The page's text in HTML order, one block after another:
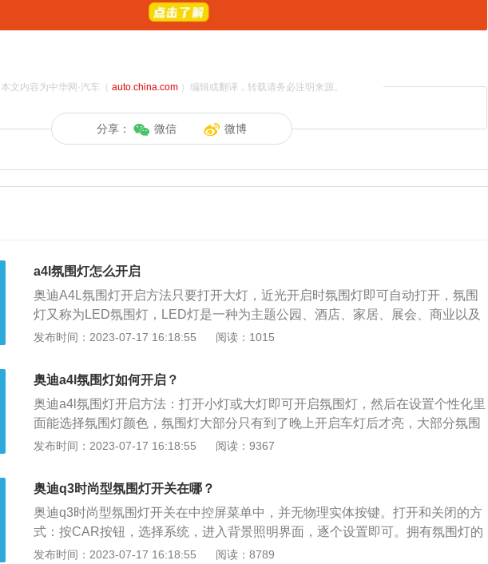
本文内容为中华网·汽车（ auto.china.com）编辑或翻译，转载请务必注明来源。
分享： 微信 微博
a4l氛围灯怎么开启
奥迪A4L氛围灯开启方法只要打开大灯，近光开启时氛围灯即可自动打开，氛围
灯又称为LED氛围灯，LED灯是一种为主题公园、酒店、家居、展会、商业以及
艺术照明的完美选择，为人们生活创造需求的氛围。奥迪A4L是一汽大众奥迪旗
和1411，轴距为2908mm。内饰方面，奥迪A4L的内饰依然延续了奥迪家族式设
计，做工精致和用料考究。奥迪A4L的中控台能找到大量与A6L通用的部件，稍
向驾驶员倾斜的黑色中控台以及富有质感的黑色内饰，给人的感觉就是酷，仿佛
置身于跑车之中。
发布时间：2023-07-17 16:18:55 阅读：1015
奥迪a4l氛围灯如何开启？
奥迪a4l氛围灯开启方法：打开小灯或大灯即可开启氛围灯，然后在设置个性化里
面能选择氛围灯颜色，氛围灯大部分只有到了晚上开启车灯后才亮，大部分氛围
灯在不开启车灯时都是不会亮的。奥迪a4l车身尺寸长宽高分别为4761mm、1826
做工精致和用料考究，稍向驾驶员倾斜的黑色中控台，以及富有质感的黑色内
饰，给人的感觉就是酷，仿佛置身于跑车之中。奥迪a4l内饰给人感觉更加偏向舒
适，全系淡雅的浅灰色辅以仿桃木装饰，显得十分沉稳大气。
发布时间：2023-07-17 16:18:55 阅读：9367
奥迪q3时尚型氛围灯开关在哪？
奥迪q3时尚型氛围灯开关在中控屏菜单中，并无物理实体按键。打开和关闭的方
式：按CAR按钮，选择系统，进入背景照明界面，逐个设置即可。拥有氛围灯的
其他车型：除了奥迪Q3之外，奥迪A6L、宝马X3、奔驰E级、奔驰S级、领克05
发布时间：2023-07-17 16:18:55 阅读：8789